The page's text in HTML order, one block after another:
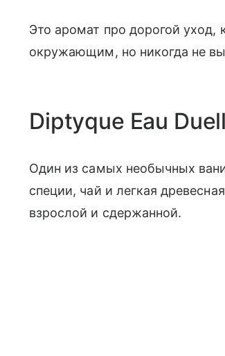
Это аромат про дорогой уход,
окружающим, но никогда не
Diptyque Eau
Один из самых необычных
специи, чай и легкая
взрослой и сдержанной.